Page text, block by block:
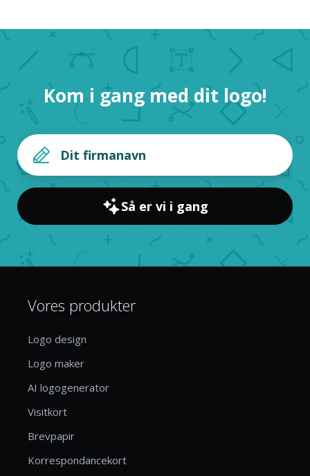
Kom i gang med dit logo!
Så er vi i gang
Vores produkter
Logo design
Logo maker
AI logogenerator
Visitkort
Brevpapir
Korrespondancekort